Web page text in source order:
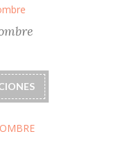
Este
producto
tiene